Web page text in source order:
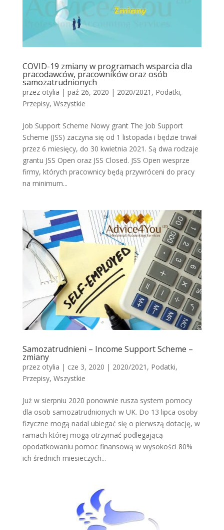
COVID-19 zmiany w programach wsparcia dla
pracodawców, pracowników oraz osób
samozatrudnionych
przez otylia | paź 26, 2020 | 2020/2021 , Podatki,
Przepisy, Wszystkie
Job Support Scheme Nowy grant The Job Support
Scheme (JSS) zaczyna się od 1 listopada i będzie trwał
przez 6 miesięcy, do 30 kwietnia 2021. Są dwa rodzaje
grantu JSS Open oraz JSS Closed. JSS Open wesprze
firmy, których pracownicy będą przywróceni do pracy
na minimum...
Samozatrudnieni – Income Support Scheme –
zmiany
przez otylia | cze 3, 2020 | 2020/2021 , Podatki,
Przepisy, Wszystkie
Już w sierpniu 2020 ponownie rusza system pomocy
dla osob samozatrudnionych w UK. Do 13 lipca osoby
fizyczne mogą nadal ubiegać się o pierwszą dotację, w
ramach której mogą otrzymać podlegającą
opodatkowaniu pomoc finansową w wysokości 80%
ich średnich miesieczych...